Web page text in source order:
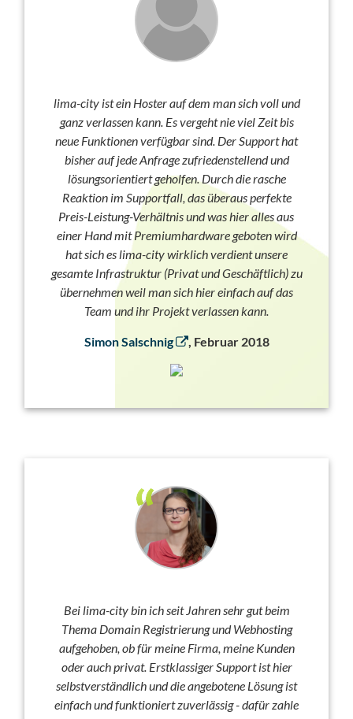
lima-city ist ein Hoster auf dem man sich voll und
ganz verlassen kann. Es vergeht nie viel Zeit bis
neue Funktionen verfügbar sind. Der Support hat
bisher auf jede Anfrage zufriedenstellend und
lösungsorientiert geholfen. Durch die rasche
Reaktion im Supportfall, das überaus perfekte
Preis-Leistung-Verhältnis und was hier alles aus
einer Hand mit Premiumhardware geboten wird
hat sich es lima-city wirklich verdient unsere
gesamte Infrastruktur (Privat und Geschäftlich) zu
übernehmen weil man sich hier einfach auf das
Team und ihr Projekt verlassen kann.
Simon Salschnig , Februar 2018
Bei lima-city bin ich seit Jahren sehr gut beim
Thema Domain Registrierung und Webhosting
aufgehoben, ob für meine Firma, meine Kunden
oder auch privat. Erstklassiger Support ist hier
selbstverständlich und die angebotene Lösung ist
einfach und funktioniert zuverlässig - dafür zahle